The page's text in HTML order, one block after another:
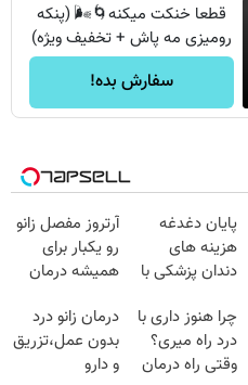
قطعا خنکت میکنه🌀🌬️ (پنکه
رومیزی مه پاش + تخفیف ویژه)
سفارش بده!
پایان دغدغه
هزینه های
دندان پزشکی با
خانگی
آرتروز مفصل زانو
رو یکبار برای
همیشه درمان
◗پرسش‌نامه◖
چرا هنوز داری با
درد راه میری؟
وقتی راه درمان
درمان زانو درد
بدون عمل،تزریق
و دارو